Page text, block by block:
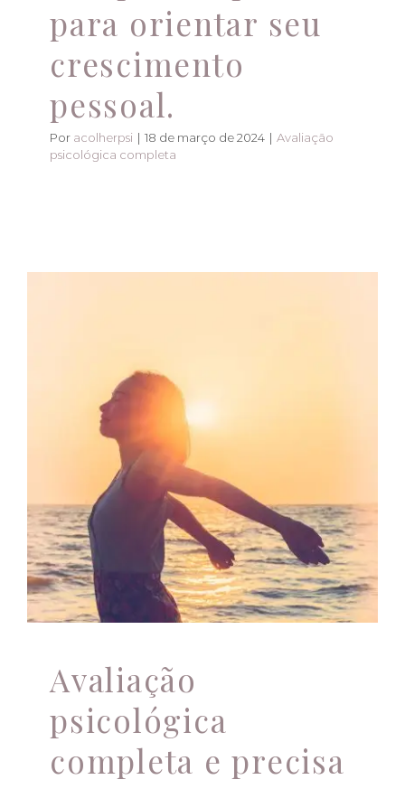
para orientar seu
crescimento
pessoal.
Por acolherpsi | 18 de março de 2024 | Avaliação
psicológica completa
completa e precisa
para orientar seu
crescimento pessoal.
Conte conosco para
oferecer insights
valiosos!
Atendimento psicológico
Avaliação
psicológica
completa e precisa